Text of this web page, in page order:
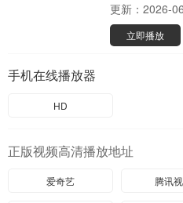
更新： 2026-
立即播放
手机在线播放器
HD
正版视频高清播放地址
爱奇艺 腾讯